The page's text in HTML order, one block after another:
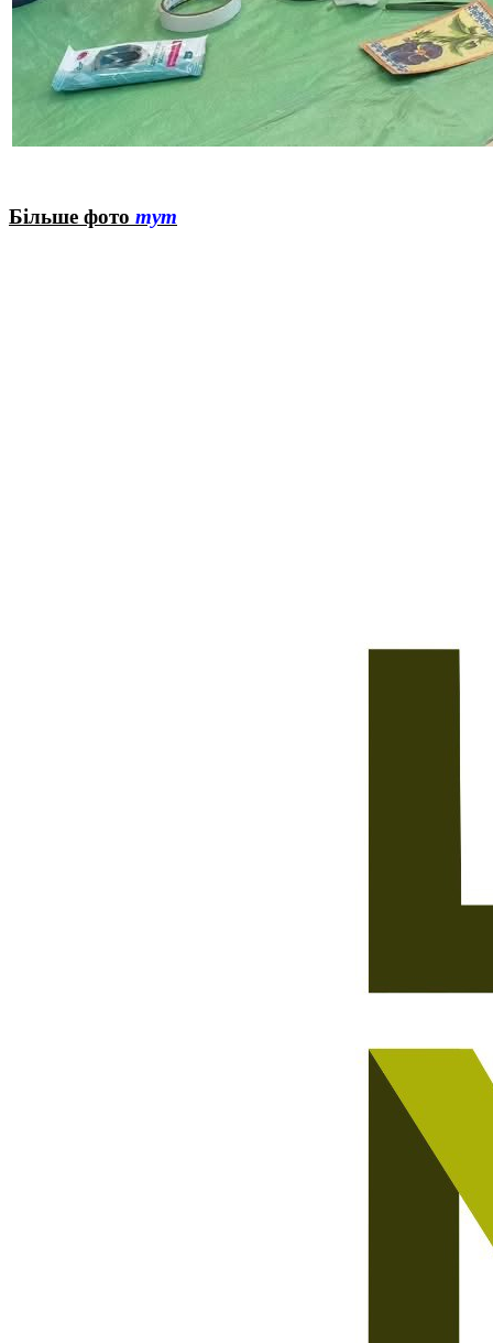
Більше фото тут